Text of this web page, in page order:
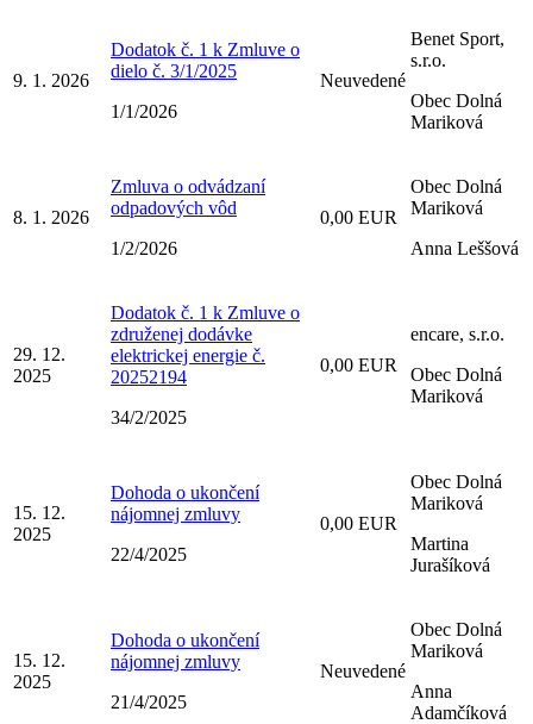
9. 1. 2026
Dodatok č. 1 k Zmluve o
dielo č. 3/1/2025
1/1/2026
Neuvedené
Benet Sport,
s.r.o.
Obec Dolná
Mariková
8. 1. 2026
Zmluva o odvádzaní
odpadových vôd
1/2/2026
0,00 EUR
Obec Dolná
Mariková
Anna Leššová
29. 12.
2025
Dodatok č. 1 k Zmluve o
združenej dodávke
elektrickej energie č.
20252194
34/2/2025
0,00 EUR
encare, s.r.o.
Obec Dolná
Mariková
15. 12.
2025
Dohoda o ukončení
nájomnej zmluvy
22/4/2025
0,00 EUR
Obec Dolná
Mariková
Martina
Jurašíková
15. 12.
2025
Dohoda o ukončení
nájomnej zmluvy
21/4/2025
Neuvedené
Obec Dolná
Mariková
Anna
Adamčíková